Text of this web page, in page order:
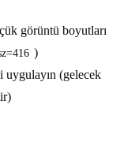
görüntü boyutları
)
(gelecek